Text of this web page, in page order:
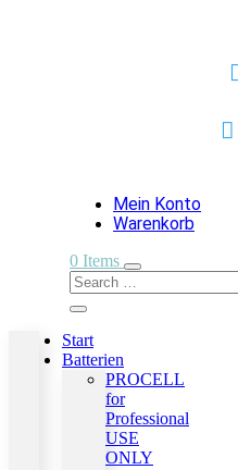

Mein Konto
Warenkorb
0 Items
Start
Batterien
PROCELL
for
Professional
USE
ONLY